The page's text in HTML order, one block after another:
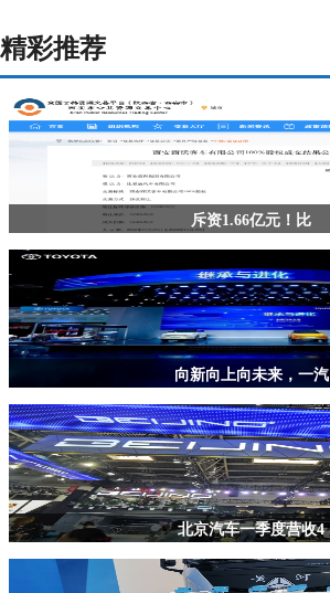
精彩推荐
斥资1.66亿元！比
向新向上向未来，一汽
北京汽车一季度营收4